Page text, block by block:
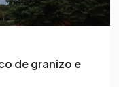
de granizo e